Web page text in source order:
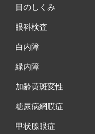
目のしくみ
眼科検査
白内障
緑内障
加齢黄斑変性
糖尿病網膜症
甲状腺眼症